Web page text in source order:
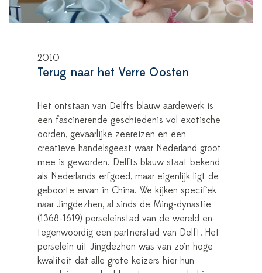
2010
Terug naar het Verre Oosten
Het ontstaan van Delfts blauw aardewerk is
een fascinerende geschiedenis vol exotische
oorden, gevaarlijke zeereizen en een
creatieve handelsgeest waar Nederland groot
mee is geworden. Delfts blauw staat bekend
als Nederlands erfgoed, maar eigenlijk ligt de
geboorte ervan in China. We kijken specifiek
naar Jingdezhen, al sinds de Ming-dynastie
(1368-1619) porseleinstad van de wereld en
tegenwoordig een partnerstad van Delft. Het
porselein uit Jingdezhen was van zo’n hoge
kwaliteit dat alle grote keizers hier hun